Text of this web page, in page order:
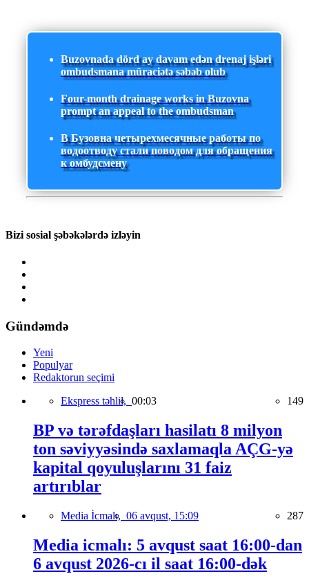
Buzovnada dörd ay davam edən drenaj işləri
ombudsmana müraciətə səbəb olub
Four-month drainage works in Buzovna
prompt an appeal to the ombudsman
В Бузовна четырехмесячные работы по
водоотводу стали поводом для обращения
к омбудсмену
Bizi sosial şəbəkələrdə izləyin
Gündəmdə
Yeni
Populyar
Redaktorun seçimi
Ekspress təhlil, 00:03 149
BP və tərəfdaşları hasilatı 8 milyon
ton səviyyəsində saxlamaqla AÇG-yə
kapital qoyuluşlarını 31 faiz
artırıblar
Media İcmalı, 06 avqust, 15:09 287
Media icmalı: 5 avqust saat 16:00-dan
6 avqust 2026-cı il saat 16:00-dək